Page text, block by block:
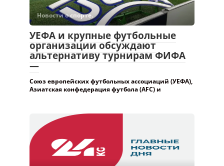
Новости о спорте.
УЕФА и крупные футбольные
организации обсуждают
альтернативу турнирам ФИФА
—
Союз европейских футбольных ассоциаций (УЕФА),
Азиатская конфедерация футбола (AFC) и